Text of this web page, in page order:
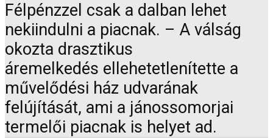
Félpénzzel csak a dalban lehet
nekiindulni a piacnak. – A válság
okozta drasztikus
áremelkedés ellehetetlenítette a
művelődési ház udvarának
felújítását, ami a jánossomorjai
termelői piacnak is helyet ad.